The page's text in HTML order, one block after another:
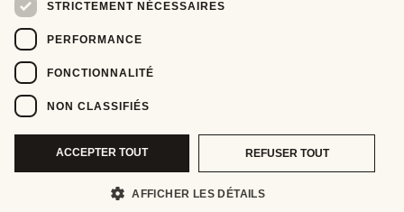
STRICTEMENT NÉCESSAIRES
PERFORMANCE
FONCTIONNALITÉ
NON CLASSIFIÉS
ACCEPTER TOUT REFUSER TOUT
AFFICHER LES DÉTAILS